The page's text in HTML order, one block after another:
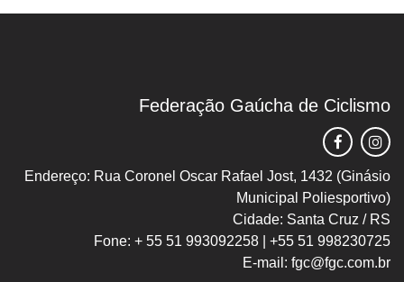
Federação Gaúcha de Ciclismo
Endereço: Rua Coronel Oscar Rafael Jost, 1432 (Ginásio
Municipal Poliesportivo)
Cidade: Santa Cruz / RS
Fone: + 55 51 993092258 | +55 51 998230725
E-mail: fgc@fgc.com.br